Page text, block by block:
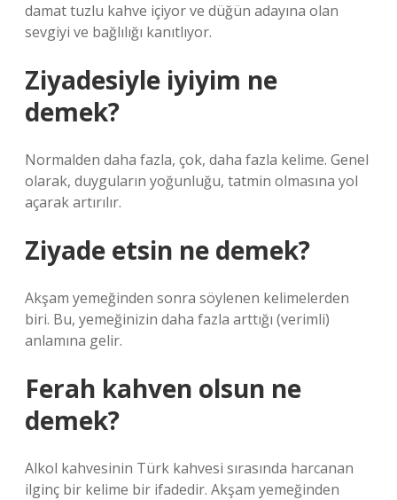
damat tuzlu kahve içiyor ve düğün adayına olan
sevgiyi ve bağlılığı kanıtlıyor.
Ziyadesiyle iyiyim ne
demek?
Normalden daha fazla, çok, daha fazla kelime. Genel
olarak, duyguların yoğunluğu, tatmin olmasına yol
açarak artırılır.
Ziyade etsin ne demek?
Akşam yemeğinden sonra söylenen kelimelerden
biri. Bu, yemeğinizin daha fazla arttığı (verimli)
anlamına gelir.
Ferah kahven olsun ne
demek?
Alkol kahvesinin Türk kahvesi sırasında harcanan
ilginç bir kelime bir ifadedir. Akşam yemeğinden